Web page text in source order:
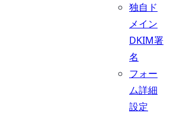
独自ド
メイン
DKIM署
名
フォー
ム詳細
設定